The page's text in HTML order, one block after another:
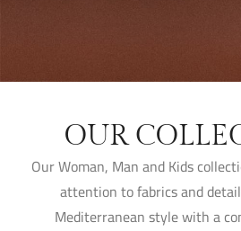
OUR
Our Woman, Man and Kids
attention to fabrics and
Mediterranean style with a